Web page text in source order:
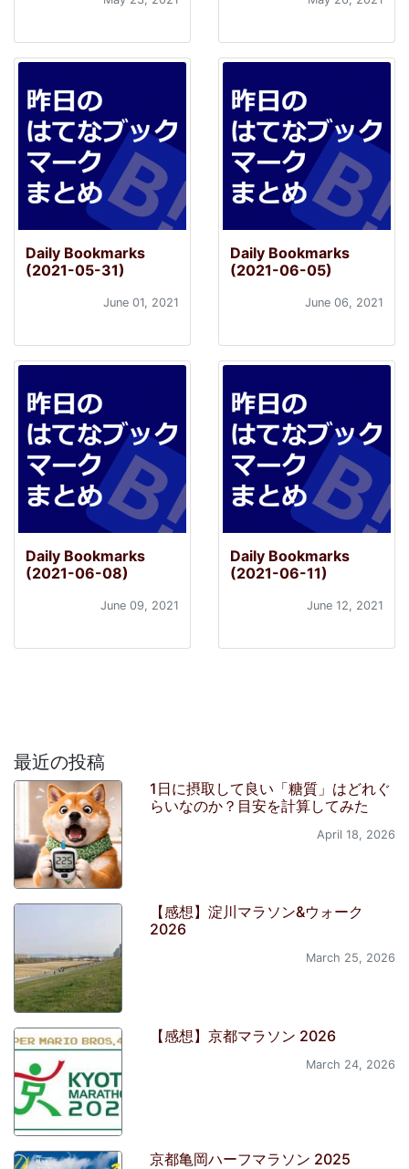
Daily Bookmarks
(2021-05-31)
June 01, 2021
Daily Bookmarks
(2021-06-05)
June 06, 2021
Daily Bookmarks
(2021-06-08)
June 09, 2021
Daily Bookmarks
(2021-06-11)
June 12, 2021
最近の投稿
1日に摂取して良い「糖質」はどれぐ
らいなのか？目安を計算してみた
April 18, 2026
【感想】淀川マラソン&ウォーク
2026
March 25, 2026
【感想】京都マラソン 2026
March 24, 2026
京都亀岡ハーフマラソン 2025